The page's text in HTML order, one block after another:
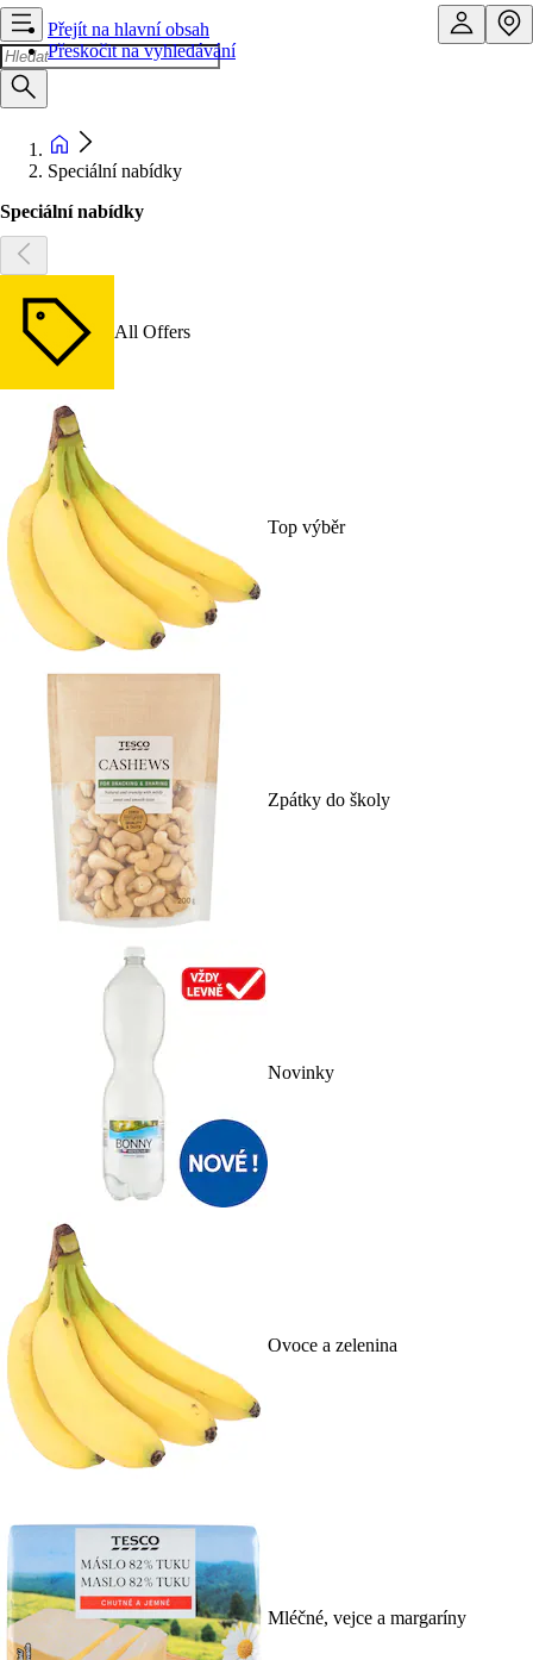
Přejít na hlavní obsah
Přeskočit na vyhledávání
Speciální nabídky
Speciální nabídky
All Offers
Top výběr
Zpátky do školy
Novinky
Ovoce a zelenina
Mléčné, vejce a margaríny